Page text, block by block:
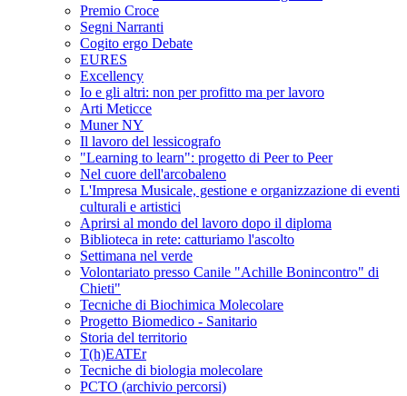
Premio Croce
Segni Narranti
Cogito ergo Debate
EURES
Excellency
Io e gli altri: non per profitto ma per lavoro
Arti Meticce
Muner NY
Il lavoro del lessicografo
"Learning to learn": progetto di Peer to Peer
Nel cuore dell'arcobaleno
L'Impresa Musicale, gestione e organizzazione di eventi
culturali e artistici
Aprirsi al mondo del lavoro dopo il diploma
Biblioteca in rete: catturiamo l'ascolto
Settimana nel verde
Volontariato presso Canile "Achille Bonincontro" di
Chieti"
Tecniche di Biochimica Molecolare
Progetto Biomedico - Sanitario
Storia del territorio
T(h)EATEr
Tecniche di biologia molecolare
PCTO (archivio percorsi)